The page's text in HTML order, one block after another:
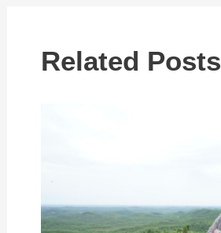
Related Posts